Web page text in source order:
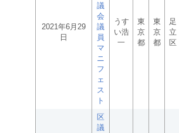
2021年6月29
日
議
会
議
員
マ
ニ
フ
ェ
ス
ト
うす
い浩
一
東
京
都
東
京
都
足
立
区
区
議